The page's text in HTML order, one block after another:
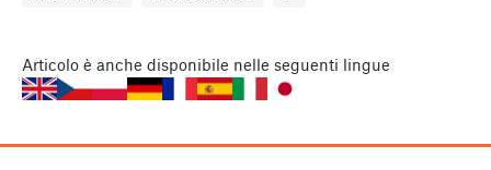
Articolo è anche disponibile nelle seguenti lingue